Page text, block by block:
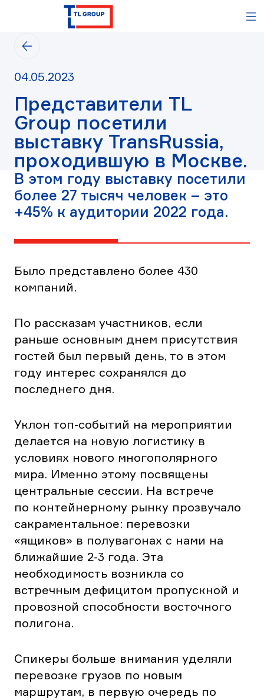
логистический
представитель
Вернуться
предыдущую
страницу
Дата
04.05.2023
04.05.2023
Представители TL
Group посетили
выставку TransRussia,
проходившую в Москве.
В этом году выставку посетили
более 27 тысяч человек – это
+45% к аудитории 2022 года.
Было представлено более 430
компаний.
По рассказам участников, если
раньше основным днем присутствия
гостей был первый день, то в этом
году интерес сохранялся до
последнего дня.
Уклон топ-событий на мероприятии
делается на новую логистику в
условиях нового многополярного
мира. Именно этому посвящены
центральные сессии. На встрече
по контейнерному рынку прозвучало
сакраментальное: перевозки
«ящиков» в полувагонах с нами на
ближайшие 2-3 года. Эта
необходимость возникла со
встречным дефицитом пропускной и
провозной способности восточного
полигона.
Спикеры больше внимания уделяли
перевозке грузов по новым
маршрутам, в первую очередь по